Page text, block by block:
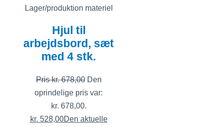
Lager/produktion materiel
Hjul til
arbejdsbord, sæt
med 4 stk.
Priskr.678,00 Den
oprindelige pris var:
kr. 678,00.
kr. 528,00Den aktuelle